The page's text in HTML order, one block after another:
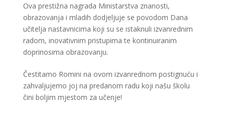
Ova prestižna nagrada Ministarstva znanosti,
obrazovanja i mladih dodjeljuje se povodom Dana
učitelja nastavnicima koji su se istaknuli izvanrednim
radom, inovativnim pristupima te kontinuiranim
doprinosima obrazovanju.
Čestitamo Romini na ovom izvanrednom postignuću i
zahvaljujemo joj na predanom radu koji našu školu
čini boljim mjestom za učenje!